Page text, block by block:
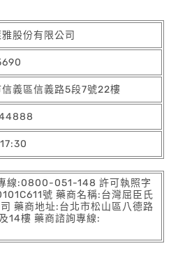
股份有限公司
信義區信義路5段7號22樓
線:0800-051-148 許可執照字
號 藥商名稱:台灣屈臣氏
藥商地址:台北市松山區八德路
14樓 藥商諮詢專線: